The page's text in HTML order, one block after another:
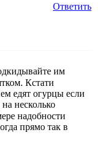
Ответить
им
Кстати
едят огурцы если
несколько
надобности
прямо так в